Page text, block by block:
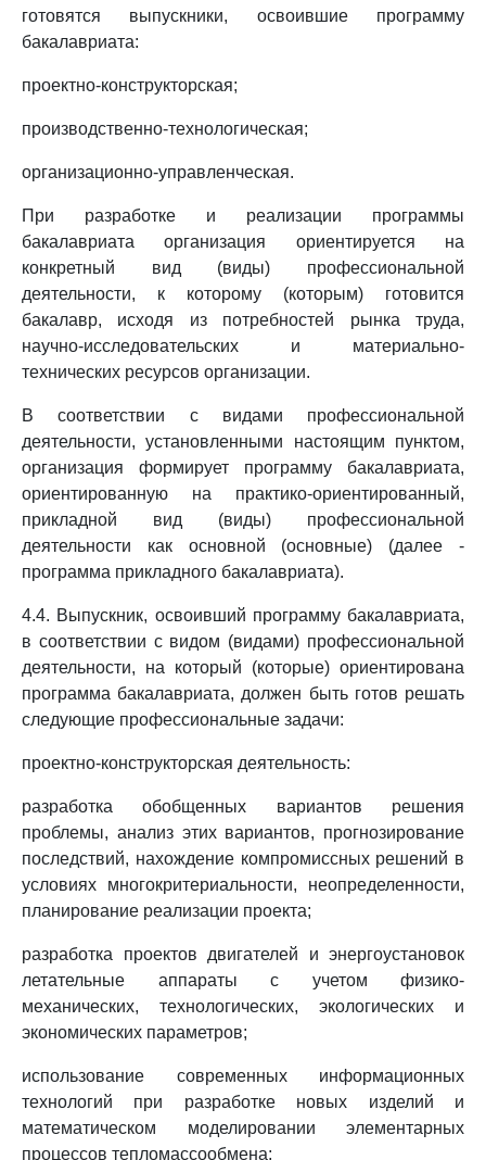
готовятся выпускники, освоившие программу
бакалавриата:
проектно-конструкторская;
производственно-технологическая;
организационно-управленческая.
При разработке и реализации программы
бакалавриата организация ориентируется на
конкретный вид (виды) профессиональной
деятельности, к которому (которым) готовится
бакалавр, исходя из потребностей рынка труда,
научно-исследовательских и материально-
технических ресурсов организации.
В соответствии с видами профессиональной
деятельности, установленными настоящим пунктом,
организация формирует программу бакалавриата,
ориентированную на практико-ориентированный,
прикладной вид (виды) профессиональной
деятельности как основной (основные) (далее -
программа прикладного бакалавриата).
4.4. Выпускник, освоивший программу бакалавриата,
в соответствии с видом (видами) профессиональной
деятельности, на который (которые) ориентирована
программа бакалавриата, должен быть готов решать
следующие профессиональные задачи:
проектно-конструкторская деятельность:
разработка обобщенных вариантов решения
проблемы, анализ этих вариантов, прогнозирование
последствий, нахождение компромиссных решений в
условиях многокритериальности, неопределенности,
планирование реализации проекта;
разработка проектов двигателей и энергоустановок
летательные аппараты с учетом физико-
механических, технологических, экологических и
экономических параметров;
использование современных информационных
технологий при разработке новых изделий и
математическом моделировании элементарных
процессов тепломассообмена;